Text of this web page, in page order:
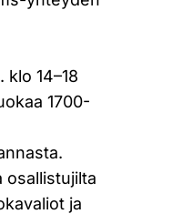
14–18
1700-
osallistujilta
ja